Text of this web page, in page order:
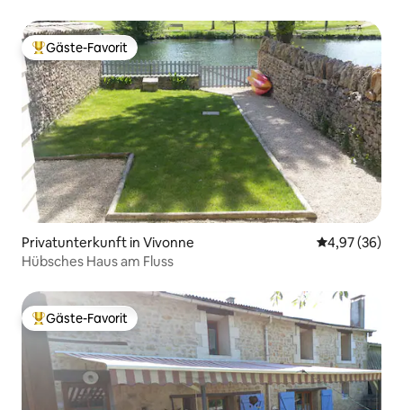
Beliebter Gäste-Favorit.
Gäste-Favorit
Privatunterkunft in Vivonne
4,97 (36)
Hübsches Haus am Fluss
Beliebter Gäste-Favorit.
Gäste-Favorit